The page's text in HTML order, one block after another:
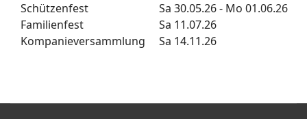
Schützenfest
Sa 30.05.26 - Mo 01.06.26
Familienfest
Sa 11.07.26
Kompanieversammlung
Sa 14.11.26